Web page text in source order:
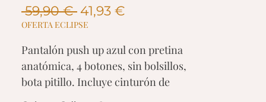
59,90 € Precio
41,93 €
oferta
OFERTA ECLIPSE
Pantalón push up azul con pretina
anatómica, 4 botones, sin bolsillos,
bota pitillo. Incluye cinturón de
regalo.